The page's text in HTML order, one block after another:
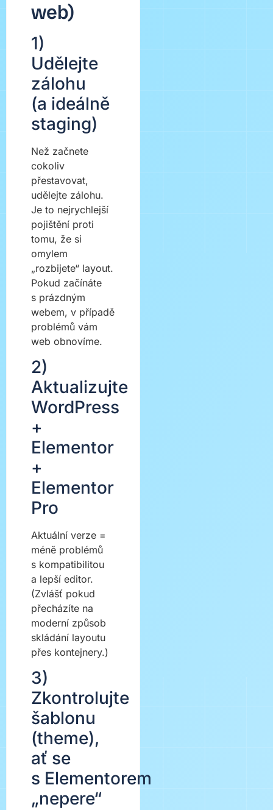
web)
1)
Udělejte
zálohu
(a ideálně
staging)
Než začnete
cokoliv
přestavovat,
udělejte zálohu.
Je to nejrychlejší
pojištění proti
tomu, že si
omylem
„rozbijete“ layout.
Pokud začínáte
s prázdným
webem, v případě
problémů vám
web obnovíme.
2)
Aktualizujte
WordPress
+
Elementor
+
Elementor
Pro
Aktuální verze =
méně problémů
s kompatibilitou
a lepší editor.
(Zvlášť pokud
přecházíte na
moderní způsob
skládání layoutu
přes kontejnery.)
3)
Zkontrolujte
šablonu
(theme),
ať se
s Elementorem
„nepere“